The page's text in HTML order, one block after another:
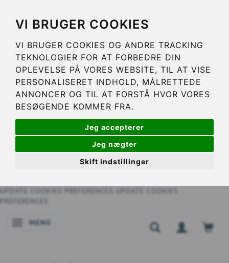
VI BRUGER COOKIES
VI BRUGER COOKIES OG ANDRE TRACKING
TEKNOLOGIER FOR AT FORBEDRE DIN
OPLEVELSE PÅ VORES WEBSITE, TIL AT VISE
PERSONALISERET INDHOLD, MÅLRETTEDE
ANNONCER OG TIL AT FORSTÅ HVOR VORES
BESØGENDE KOMMER FRA.
Jeg accepterer
Jeg nægter
Skift indstillinger
UPDATE COOKIES PREFERENCES
UPDATE COOKIES
PREFERENCES
NAVEGACIÓN DE PALANCA
MENÚ